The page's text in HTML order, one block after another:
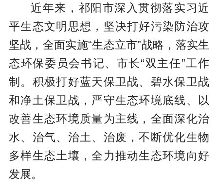
近年来，祁阳市深入贯彻落实习近
平生态文明思想，坚决打好污染防治攻
坚战，全面实施“生态立市”战略，落实生
态环保委员会书记、市长“双主任”工作
制。积极打好蓝天保卫战、碧水保卫战
和净土保卫战，严守生态环境底线、以
改善生态环境质量为主线，全面深化治
水、治气、治土、治废，不断优化生物
多样生态土壤，全力推动生态环境向好
发展。